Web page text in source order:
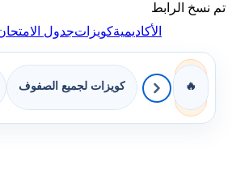
تم نسخ الرابط
الأكاديميةكويزاتجدول
🔥 كويزات لجميع الصفوف